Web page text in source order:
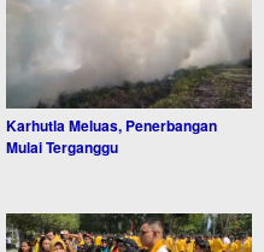
Karhutla Meluas, Penerbangan
Mulai Terganggu